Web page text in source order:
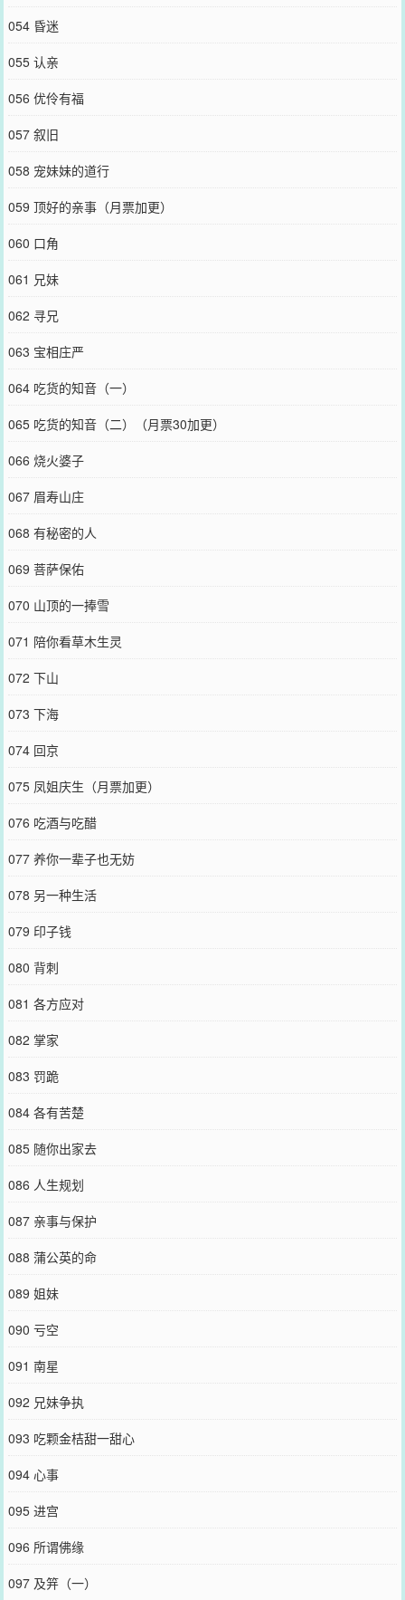
054 昏迷
055 认亲
056 优伶有福
057 叙旧
058 宠妹妹的道行
059 顶好的亲事（月票加更）
060 口角
061 兄妹
062 寻兄
063 宝相庄严
064 吃货的知音（一）
065 吃货的知音（二）（月票30加更）
066 烧火婆子
067 眉寿山庄
068 有秘密的人
069 菩萨保佑
070 山顶的一捧雪
071 陪你看草木生灵
072 下山
073 下海
074 回京
075 凤姐庆生（月票加更）
076 吃酒与吃醋
077 养你一辈子也无妨
078 另一种生活
079 印子钱
080 背刺
081 各方应对
082 掌家
083 罚跪
084 各有苦楚
085 随你出家去
086 人生规划
087 亲事与保护
088 蒲公英的命
089 姐妹
090 亏空
091 南星
092 兄妹争执
093 吃颗金桔甜一甜心
094 心事
095 进宫
096 所谓佛缘
097 及笄（一）